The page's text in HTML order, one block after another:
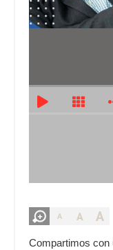
A A A
Compartimos con